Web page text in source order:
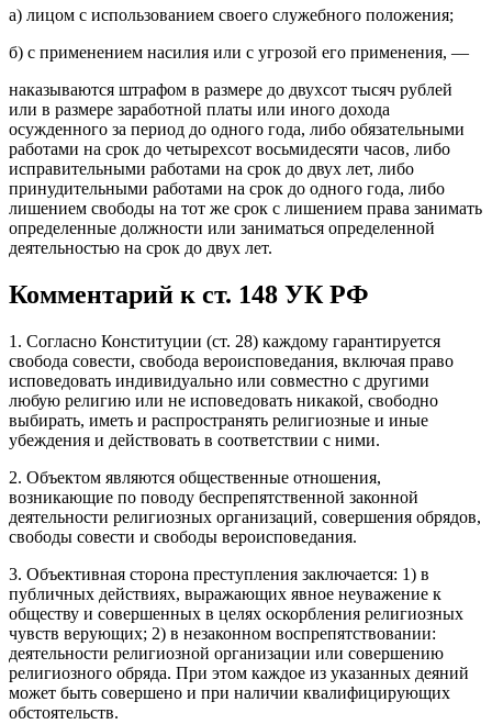
а) лицом с использованием своего служебного положения;
б) с применением насилия или с угрозой его применения, —
наказываются штрафом в размере до двухсот тысяч рублей
или в размере заработной платы или иного дохода
осужденного за период до одного года, либо обязательными
работами на срок до четырехсот восьмидесяти часов, либо
исправительными работами на срок до двух лет, либо
принудительными работами на срок до одного года, либо
лишением свободы на тот же срок с лишением права занимать
определенные должности или заниматься определенной
деятельностью на срок до двух лет.
Комментарий к ст. 148 УК РФ
1. Согласно Конституции (ст. 28) каждому гарантируется
свобода совести, свобода вероисповедания, включая право
исповедовать индивидуально или совместно с другими
любую религию или не исповедовать никакой, свободно
выбирать, иметь и распространять религиозные и иные
убеждения и действовать в соответствии с ними.
2. Объектом являются общественные отношения,
возникающие по поводу беспрепятственной законной
деятельности религиозных организаций, совершения обрядов,
свободы совести и свободы вероисповедания.
3. Объективная сторона преступления заключается: 1) в
публичных действиях, выражающих явное неуважение к
обществу и совершенных в целях оскорбления религиозных
чувств верующих; 2) в незаконном воспрепятствовании:
деятельности религиозной организации или совершению
религиозного обряда. При этом каждое из указанных деяний
может быть совершено и при наличии квалифицирующих
обстоятельств.